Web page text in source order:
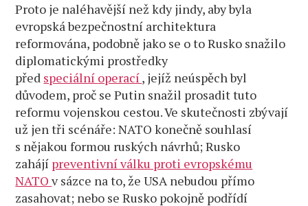
Proto je naléhavější než kdy jindy, aby byla
evropská bezpečnostní architektura
reformována, podobně jako se o to Rusko snažilo
diplomatickými prostředky
před speciální operací, jejíž neúspěch byl
důvodem, proč se Putin snažil prosadit tuto
reformu vojenskou cestou. Ve skutečnosti zbývají
už jen tři scénáře: NATO konečně souhlasí
s nějakou formou ruských návrhů; Rusko
zahájí preventivní válku proti evropskému
NATOv sázce na to, že USA nebudou přímo
zasahovat; nebo se Rusko pokojně podřídí